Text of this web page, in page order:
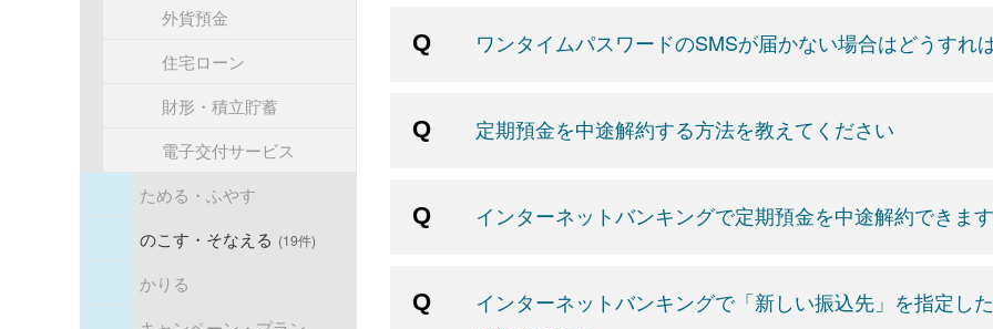
外貨預金
住宅ローン
財形・積立貯蓄
電子交付サービス
ためる・ふやす
のこす・そなえる (19件)
かりる
ワンタイムパスワードのSMSが届かない場合はどうすれ
定期預金を中途解約する方法を教えてください
インターネットバンキングで定期預金を中途解約できま
インターネットバンキングで「新しい振込先」を指定し